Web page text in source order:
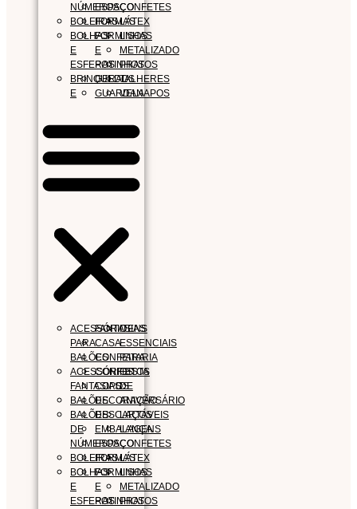
NÚMEROS
BOLEIRAS
BOLHAS
E
ESFERAS
BRINQUEDOS
E
ESPAÇO
FORMAS
FORMINHAS
E
POTINHOS
GERAL
GUARDANAPOS
CONFETES
LÁTEX
LISOS
METALIZADO
PRATOS
TALHERES
VELA
ACESSÓRIO
PARA
BALÕES
ACESSÓRIOS
FANTASIAS
BALÕES
BALÕES
DE
NÚMEROS
BOLEIRAS
BOLHAS
E
ESFERAS
FANTASIAS
CASA
CONFEITARIA
CONFEITOS
COPOS
DECORAÇÃO
DESCARTÁVEIS
EMBALAGENS
ESPAÇO
FORMAS
FORMINHAS
E
POTINHOS
ITENS
ESSENCIAIS
PARA
FESTA
DE
ANIVERSÁRIO
LAÇOS
LANÇA
CONFETES
LÁTEX
LISOS
METALIZADO
PRATOS